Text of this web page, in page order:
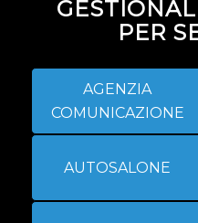
PER
AGENZIA
COMUNICAZIONE
AUTOSALONE